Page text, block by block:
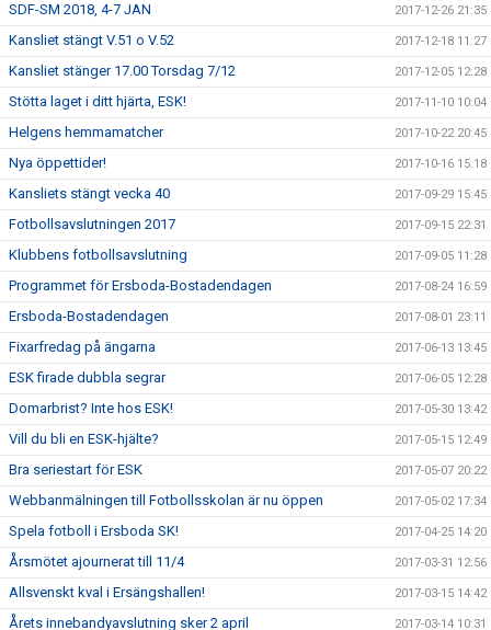
SDF-SM 2018, 4-7 JAN 2017-12-26 21:35
Kansliet stängt V.51 o V.52 2017-12-18 11:27
Kansliet stänger 17.00 Torsdag 7/12 2017-12-05 12:28
Stötta laget i ditt hjärta, ESK! 2017-11-10 10:04
Helgens hemmamatcher 2017-10-22 20:45
Nya öppettider! 2017-10-16 15:18
Kansliets stängt vecka 40 2017-09-29 15:45
Fotbollsavslutningen 2017 2017-09-15 22:31
Klubbens fotbollsavslutning 2017-09-05 11:28
Programmet för Ersboda-Bostadendagen 2017-08-24 16:59
Ersboda-Bostadendagen 2017-08-01 23:11
Fixarfredag på ängarna 2017-06-13 13:45
ESK firade dubbla segrar 2017-06-05 12:28
Domarbrist? Inte hos ESK! 2017-05-30 13:42
Vill du bli en ESK-hjälte? 2017-05-15 12:49
Bra seriestart för ESK 2017-05-07 20:22
Webbanmälningen till Fotbollsskolan är nu öppen 2017-05-02 17:34
Spela fotboll i Ersboda SK! 2017-04-25 14:20
Årsmötet ajournerat till 11/4 2017-03-31 12:56
Allsvenskt kval i Ersängshallen! 2017-03-15 14:42
Årets innebandyavslutning sker 2 april 2017-03-14 10:31